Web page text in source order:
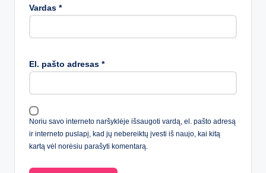
Vardas *
El. pašto adresas *
Noriu savo interneto naršyklėje išsaugoti vardą, el. pašto adresą
ir interneto puslapį, kad jų nebereiktų įvesti iš naujo, kai kitą
kartą vėl norėsiu parašyti komentarą.